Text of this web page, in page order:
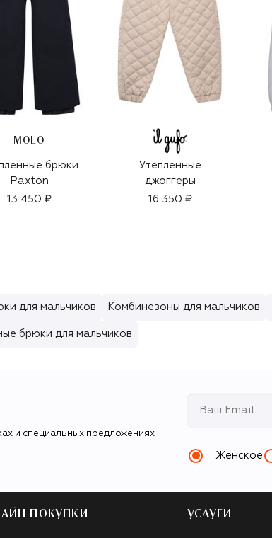
MOLO
брюки
Paxton
13 450 ₽
Утепленные
джоггеры
16 350 ₽
для мальчиков Комбинезоны для мальчиков
брюки для мальчиков
и специальных предложениях
Женское
ПОКУПКИ УСЛУГИ